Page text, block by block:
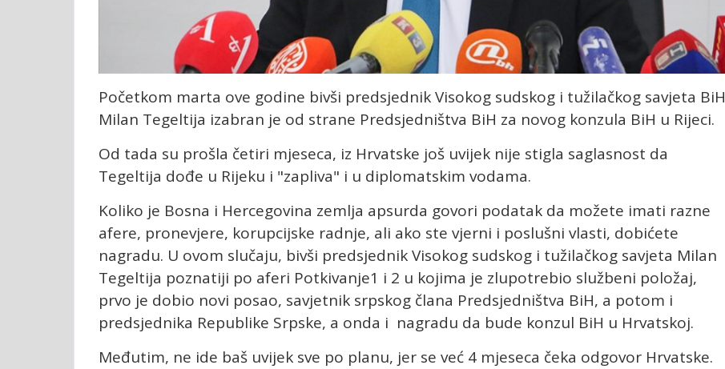
Početkom marta ove godine bivši predsjednik Visokog sudskog i tužilačkog savjeta BiH
Milan Tegeltija izabran je od strane Predsjedništva BiH za novog konzula BiH u Rijeci.
Od tada su prošla četiri mjeseca, iz Hrvatske još uvijek nije stigla saglasnost da
Tegeltija dođe u Rijeku i "zapliva" i u diplomatskim vodama.
Koliko je Bosna i Hercegovina zemlja apsurda govori podatak da možete imati razne
afere, pronevjere, korupcijske radnje, ali ako ste vjerni i poslušni vlasti, dobićete
nagradu. U ovom slučaju, bivši predsjednik Visokog sudskog i tužilačkog savjeta Milan
Tegeltija poznatiji po aferi Potkivanje1 i 2 u kojima je zlupotrebio službeni položaj,
prvo je dobio novi posao, savjetnik srpskog člana Predsjedništva BiH, a potom i
predsjednika Republike Srpske, a onda i nagradu da bude konzul BiH u Hrvatskoj.
Međutim, ne ide baš uvijek sve po planu, jer se već 4 mjeseca čeka odgovor Hrvatske.